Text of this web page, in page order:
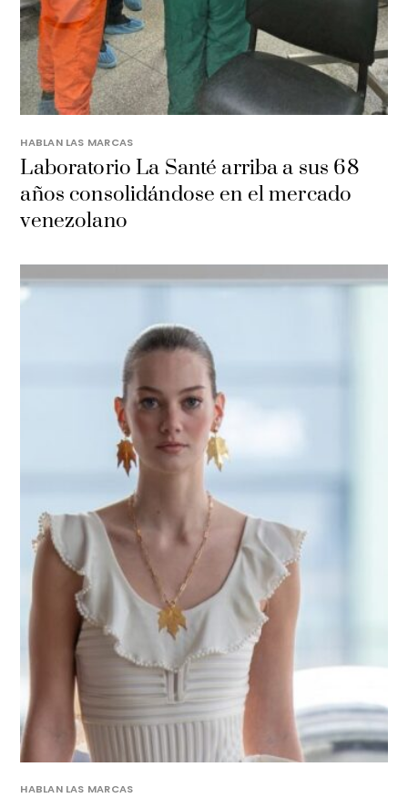
HABLAN LAS MARCAS
Laboratorio La Santé arriba a sus 68
años consolidándose en el mercado
venezolano
HABLAN LAS MARCAS